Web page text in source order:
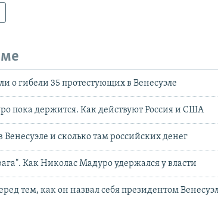
о гибели 35 протестующих в Венесуэле
пока держится. Как действуют Россия и США
Венесуэле и сколько там российских денег
Как Николас Мадуро удержался у власти
тем, как он назвал себя президентом